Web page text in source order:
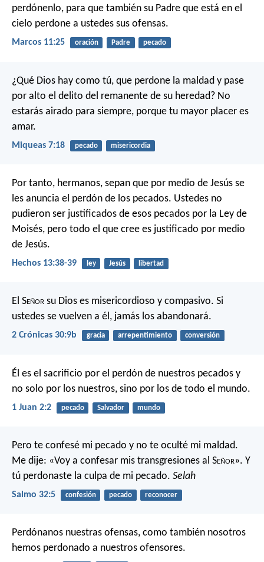
perdónenlo, para que también su Padre que está en el
cielo perdone a ustedes sus ofensas.
Marcos 11:25 oración Padre pecado
¿Qué Dios hay como tú, que perdone la maldad y pase
por alto el delito del remanente de su heredad? No
estarás airado para siempre, porque tu mayor placer es
amar.
Miqueas 7:18 pecado misericordia
Por tanto, hermanos, sepan que por medio de Jesús se
les anuncia el perdón de los pecados. Ustedes no
pudieron ser justificados de esos pecados por la Ley de
Moisés, pero todo el que cree es justificado por medio
de Jesús.
Hechos 13:38-39 ley Jesús libertad
El Señor su Dios es misericordioso y compasivo. Si
ustedes se vuelven a él, jamás los abandonará.
2 Crónicas 30:9b gracia arrepentimiento conversión
Él es el sacrificio por el perdón de nuestros pecados y
no solo por los nuestros, sino por los de todo el mundo.
1 Juan 2:2 pecado Salvador mundo
Pero te confesé mi pecado y no te oculté mi maldad.
Me dije: «Voy a confesar mis transgresiones al Señor». Y
tú perdonaste la culpa de mi pecado. Selah
Salmo 32:5 confesión pecado reconocer
Perdónanos nuestras ofensas, como también nosotros
hemos perdonado a nuestros ofensores.